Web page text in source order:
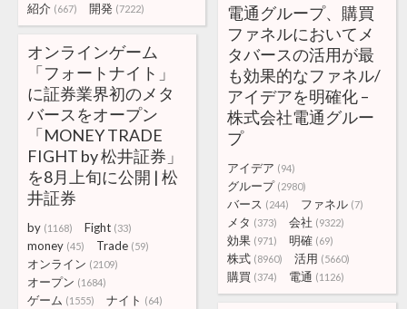
紹介 (667) 開発 (7222)
電通グループ、購買
ファネルにおいてメ
タバースの活用が最
も効果的なファネル/
アイデアを明確化 –
株式会社電通グルー
プ
アイデア (94)
グループ (2980)
バース (244) ファネル (7)
メタ (373) 会社 (9322)
効果 (971) 明確 (69)
株式 (8960) 活用 (5660)
購買 (374) 電通 (1126)
オンラインゲーム
「フォートナイト」
に証券業界初のメタ
バースをオープン
「MONEY TRADE
FIGHT by 松井証券」
を8月上旬に公開 | 松
井証券
by (1168) Fight (33)
money (45) Trade (59)
オンライン (2109)
オープン (1684)
ゲーム (1555) ナイト (64)